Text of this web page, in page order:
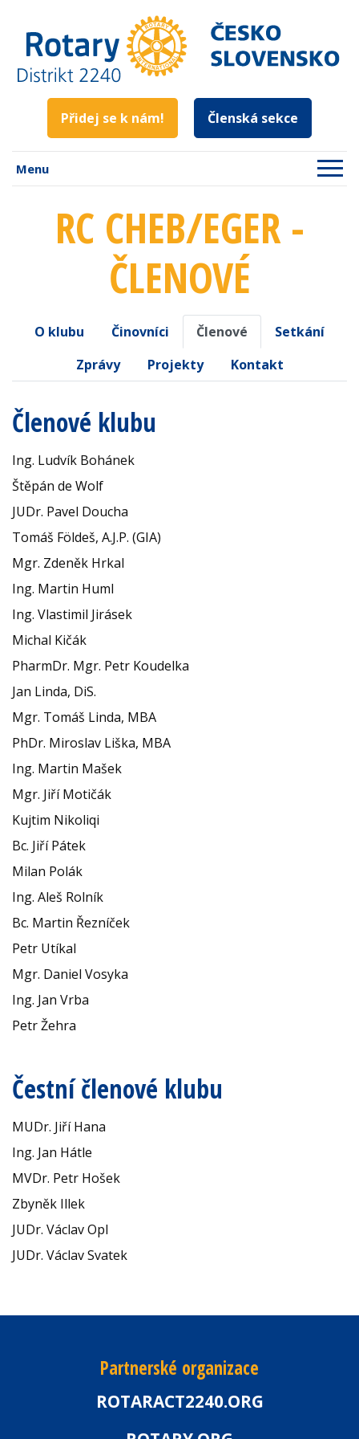
Přidej se k nám! Členská sekce
Menu
RC CHEB/EGER -
ČLENOVÉ
O klubu Činovníci Členové
Setkání
Zprávy
Projekty Kontakt
Členové klubu
Ing. Ludvík Bohánek
Štěpán de Wolf
JUDr. Pavel Doucha
Tomáš Földeš, A.J.P. (GIA)
Mgr. Zdeněk Hrkal
Ing. Martin Huml
Ing. Vlastimil Jirásek
Michal Kičák
PharmDr. Mgr. Petr Koudelka
Jan Linda, DiS.
Mgr. Tomáš Linda, MBA
PhDr. Miroslav Liška, MBA
Ing. Martin Mašek
Mgr. Jiří Motičák
Kujtim Nikoliqi
Bc. Jiří Pátek
Milan Polák
Ing. Aleš Rolník
Bc. Martin Řezníček
Petr Utíkal
Mgr. Daniel Vosyka
Ing. Jan Vrba
Petr Žehra
Čestní členové klubu
MUDr. Jiří Hana
Ing. Jan Hátle
MVDr. Petr Hošek
Zbyněk Illek
JUDr. Václav Opl
JUDr. Václav Svatek
Partnerské organizace
ROTARACT2240.ORG